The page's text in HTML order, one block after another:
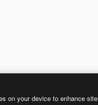
on your device to enhance site